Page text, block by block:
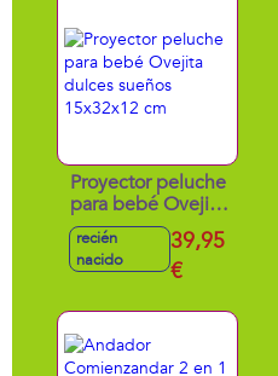
30x17x20 cm
Proyector peluche
para bebé Ovejita
dulces sueños
15x32x12 cm
recién
nacido
39,95
€